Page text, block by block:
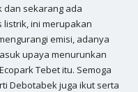
dan sekarang ada
ini merupakan
emisi, adanya
upaya menurunkan
Tebet itu. Semoga
Debotabek juga ikut serta